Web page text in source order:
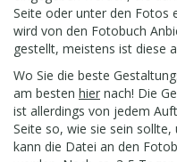
Seite oder unter den Fotos
wird von den Fotobuch
gestellt, meistens ist diese
Wo Sie die beste
am besten hier nach! Die
ist allerdings von jedem
Seite so, wie sie sein
kann die Datei an den